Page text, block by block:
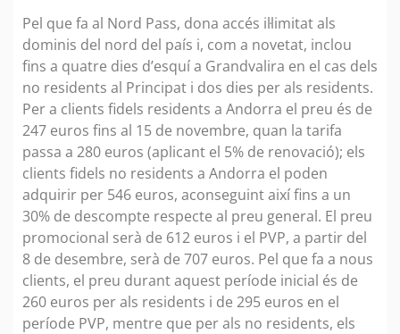
Pel que fa al Nord Pass, dona accés il·limitat als
dominis del nord del país i, com a novetat, inclou
fins a quatre dies d’esquí a Grandvalira en el cas dels
no residents al Principat i dos dies per als residents.
Per a clients fidels residents a Andorra el preu és de
247 euros fins al 15 de novembre, quan la tarifa
passa a 280 euros (aplicant el 5% de renovació); els
clients fidels no residents a Andorra el poden
adquirir per 546 euros, aconseguint així fins a un
30% de descompte respecte al preu general. El preu
promocional serà de 612 euros i el PVP, a partir del
8 de desembre, serà de 707 euros. Pel que fa a nous
clients, el preu durant aquest període inicial és de
260 euros per als residents i de 295 euros en el
període PVP, mentre que per als no residents, els